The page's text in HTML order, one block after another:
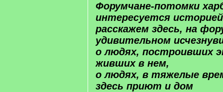
Форумчане-потомки
интересуется
расскажем здесь, на
удивительном
о людях, построивших
живших в нем,
о людях, в тяжелые
здесь приют и дом